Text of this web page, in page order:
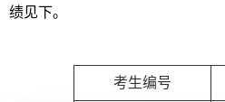
绩见下。
考生编号